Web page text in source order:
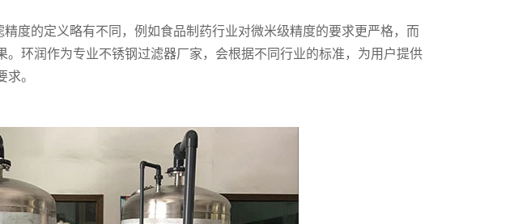
度的定义略有不同，例如食品制药行业对微米级精度的要求更严格，而
。环润作为专业不锈钢过滤器厂家，会根据不同行业的标准，为用户提供
。